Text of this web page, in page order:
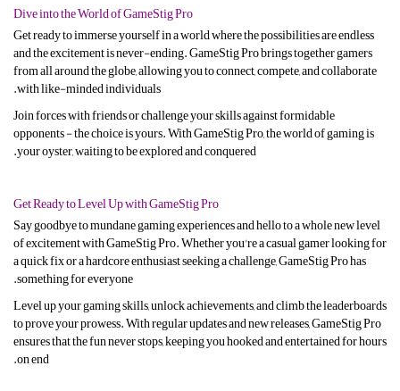
Dive into the World of GameStig Pro
Get ready to immerse yourself in a world where the possibilities are endless
and the excitement is never-ending. GameStig Pro brings together gamers
from all around the globe, allowing you to connect, compete, and collaborate
with like-minded individuals.
Join forces with friends or challenge your skills against formidable
opponents - the choice is yours. With GameStig Pro, the world of gaming is
your oyster, waiting to be explored and conquered.
Get Ready to Level Up with GameStig Pro
Say goodbye to mundane gaming experiences and hello to a whole new level
of excitement with GameStig Pro. Whether you're a casual gamer looking for
a quick fix or a hardcore enthusiast seeking a challenge, GameStig Pro has
something for everyone.
Level up your gaming skills, unlock achievements, and climb the leaderboards
to prove your prowess. With regular updates and new releases, GameStig Pro
ensures that the fun never stops, keeping you hooked and entertained for hours
on end.